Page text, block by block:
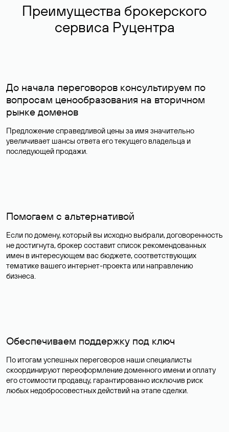
Преимущества брокерского
сервиса Руцентра
До начала переговоров консультируем по
вопросам ценообразования на вторичном
рынке доменов
Предложение справедливой цены за имя значительно
увеличивает шансы ответа его текущего владельца и
последующей продажи.
Помогаем с альтернативой
Если по домену, который вы исходно выбрали, договоренность
не достигнута, брокер составит список рекомендованных
имен в интересующем вас бюджете, соответствующих
тематике вашего интернет-проекта или направлению
бизнеса.
Обеспечиваем поддержку под ключ
По итогам успешных переговоров наши специалисты
скоординируют переоформление доменного имени и оплату
его стоимости продавцу, гарантированно исключив риск
любых недобросовестных действий на этапе сделки.